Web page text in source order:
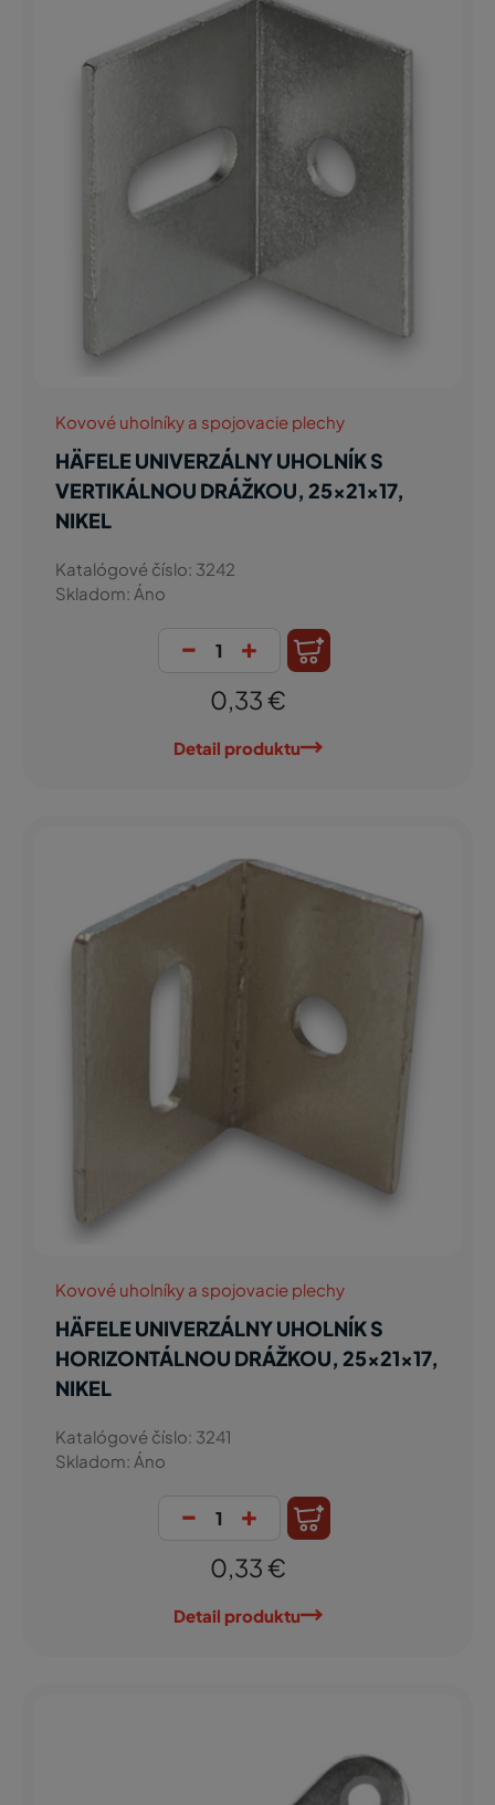
Kovové uholníky a spojovacie plechy
HÄFELE UNIVERZÁLNY UHOLNÍK S
VERTIKÁLNOU DRÁŽKOU, 25x21x17,
NIKEL
Katalógové číslo: 3242
Skladom: Áno
- +
0,33 €
Detail produktu
Kovové uholníky a spojovacie plechy
HÄFELE UNIVERZÁLNY UHOLNÍK S
HORIZONTÁLNOU DRÁŽKOU, 25x21x17,
NIKEL
Katalógové číslo: 3241
Skladom: Áno
- +
0,33 €
Detail produktu